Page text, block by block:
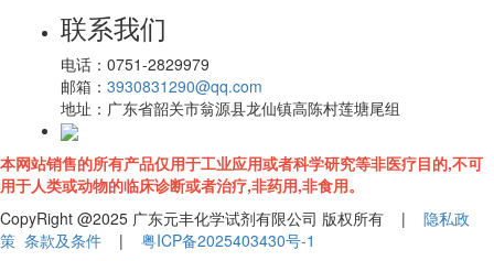
联系我们
电话： 0751-2829979
邮箱： 3930831290@qq.com
地址： 广东省韶关市翁源县龙仙镇高陈村莲塘尾组
本网站销售的所有产品仅用于工业应用或者科学研究等非医疗目的,不可
用于人类或动物的临床诊断或者治疗,非药用,非食用。
CopyRight @2025 广东元丰化学试剂有限公司 版权所有 | 隐私政
策 条款及条件 | 粤ICP备2025403430号-1